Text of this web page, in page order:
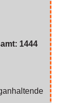
1444